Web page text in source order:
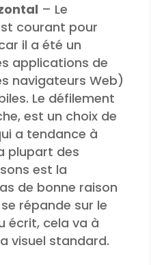
– Le
courant pour
il a été un
applications de
navigateurs Web)
Le défilement
est un choix de
a tendance à
plupart des
est la
de bonne raison
répande sur le
écrit, cela va à
visuel standard.